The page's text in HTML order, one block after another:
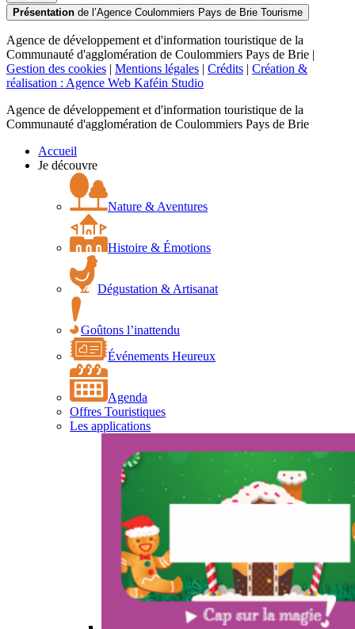
Présentation de l’Agence Coulommiers Pays de Brie Tourisme
Agence de développement et d'information touristique de la
Communauté d'agglomération de Coulommiers Pays de Brie |
Gestion des cookies | Mentions légales | Crédits | Création &
réalisation : Agence Web Kaféin Studio
Agence de développement et d'information touristique de la
Communauté d'agglomération de Coulommiers Pays de Brie
Accueil
Je découvre
Nature & Aventures
Histoire & Émotions
Dégustation & Artisanat
Goûtons l’inattendu
Événements Heureux
Agenda
Offres Touristiques
Les applications